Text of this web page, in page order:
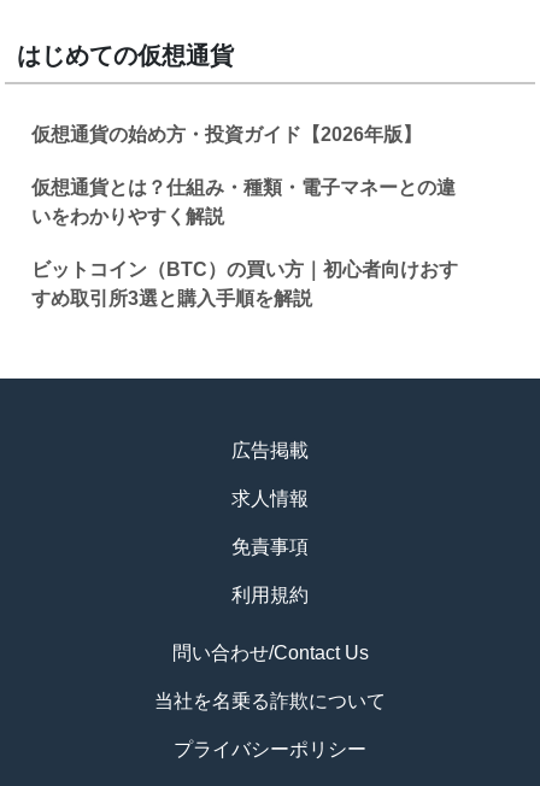
はじめての仮想通貨
仮想通貨の始め方・投資ガイド【2026年版】
仮想通貨とは？仕組み・種類・電子マネーとの違
いをわかりやすく解説
ビットコイン（BTC）の買い方｜初心者向けおす
すめ取引所3選と購入手順を解説
広告掲載
求人情報
免責事項
利用規約
問い合わせ/Contact Us
当社を名乗る詐欺について
プライバシーポリシー